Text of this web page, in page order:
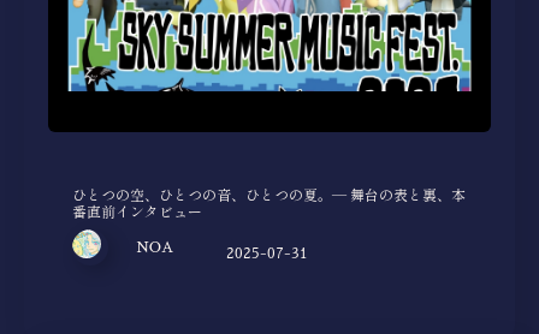
ひとつの空、ひとつの音、ひとつの夏。— 舞台の表と裏、本
番直前インタビュー
NOA 2025-07-31